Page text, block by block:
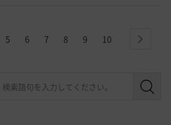
5 6 7 8 9 10 next
検